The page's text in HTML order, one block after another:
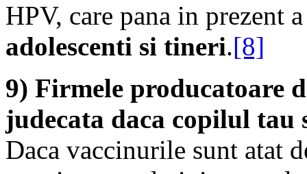
HPV, care pana in prezent
adolescenti si tineri.[8]
9) Firmele producatoare
judecata daca copilul tau
Daca vaccinurile sunt atat